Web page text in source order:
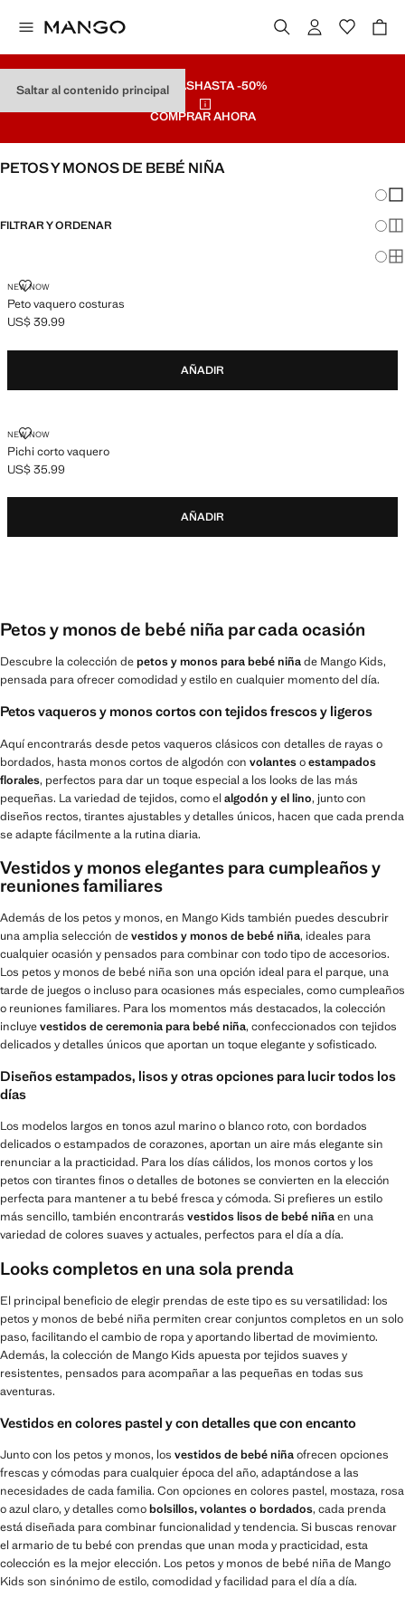
Saltar al contenido principal
REBAJASHASTA -50%
COMPRAR AHORA
PETOS Y MONOS DE BEBÉ NIÑA
FILTRAR Y ORDENAR
NEW NOW
Peto vaquero costuras
PETO VAQUERO COSTURAS
Precio actual [US$ 39.99 ]
US$ 39.99
AÑADIR
NEW NOW
Pichi corto vaquero
PICHI CORTO VAQUERO
Precio actual [US$ 35.99 ]
US$ 35.99
AÑADIR
Petos y monos de bebé niña par cada ocasión
Descubre la colección depetos y monos para bebé niñade Mango Kids,
pensada para ofrecer comodidad y estilo en cualquier momento del día.
Petos vaqueros y monos cortos con tejidos frescos y ligeros
Aquí encontrarás desde petos vaqueros clásicos con detalles de rayas o
bordados, hasta monos cortos de algodón con volantesoestampados
florales, perfectos para dar un toque especial a los looks de las más
pequeñas. La variedad de tejidos, como el algodón y el lino, junto con
diseños rectos, tirantes ajustables y detalles únicos, hacen que cada prenda
se adapte fácilmente a la rutina diaria.
Vestidos y monos elegantes para cumpleaños y
reuniones familiares
Además de los petos y monos, en Mango Kids también puedes descubrir
una amplia selección devestidos y monos de bebé niña, ideales para
cualquier ocasión y pensados para combinar con todo tipo de accesorios.
Los petos y monos de bebé niña son una opción ideal para el parque, una
tarde de juegos o incluso para ocasiones más especiales, como cumpleaños
o reuniones familiares. Para los momentos más destacados, la colección
incluyevestidos de ceremonia para bebé niña, confeccionados con tejidos
delicados y detalles únicos que aportan un toque elegante y sofisticado.
Diseños estampados, lisos y otras opciones para lucir todos los
días
Los modelos largos en tonos azul marino o blanco roto, con bordados
delicados o estampados de corazones, aportan un aire más elegante sin
renunciar a la practicidad. Para los días cálidos, los monos cortos y los
petos con tirantes finos o detalles de botones se convierten en la elección
perfecta para mantener a tu bebé fresca y cómoda. Si prefieres un estilo
más sencillo, también encontrarás vestidos lisos de bebé niñaen una
variedad de colores suaves y actuales, perfectos para el día a día.
Looks completos en una sola prenda
El principal beneficio de elegir prendas de este tipo es su versatilidad: los
petos y monos de bebé niña permiten crear conjuntos completos en un solo
paso, facilitando el cambio de ropa y aportando libertad de movimiento.
Además, la colección de Mango Kids apuesta por tejidos suaves y
resistentes, pensados para acompañar a las pequeñas en todas sus
aventuras.
Vestidos en colores pastel y con detalles que con encanto
Junto con los petos y monos, los vestidos de bebé niñaofrecen opciones
frescas y cómodas para cualquier época del año, adaptándose a las
necesidades de cada familia. Con opciones en colores pastel, mostaza, rosa
o azul claro, y detalles comobolsillos, volantes o bordados, cada prenda
está diseñada para combinar funcionalidad y tendencia. Si buscas renovar
el armario de tu bebé con prendas que unan moda y practicidad, esta
colección es la mejor elección. Los petos y monos de bebé niña de Mango
Kids son sinónimo de estilo, comodidad y facilidad para el día a día.